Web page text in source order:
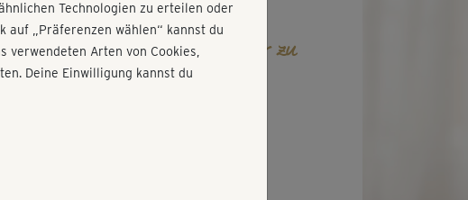
Gib den ersten Kommentar zu
diesem Kurs ab!
Technologien zu erteilen oder
auf „Präferenzen wählen“ kannst du
verwendeten Arten von Cookies,
Deine Einwilligung kannst du